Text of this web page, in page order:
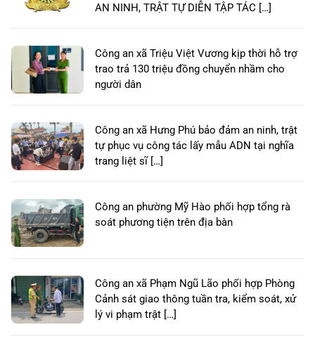
AN NINH, TRẬT TỰ DIỄN TẬP TÁC […]
Công an xã Triệu Việt Vương kịp thời hỗ trợ
trao trả 130 triệu đồng chuyển nhầm cho
người dân
Công an xã Hưng Phú bảo đảm an ninh, trật
tự phục vụ công tác lấy mẫu ADN tại nghĩa
trang liệt sĩ […]
Công an phường Mỹ Hào phối hợp tổng rà
soát phương tiện trên địa bàn
Công an xã Phạm Ngũ Lão phối hợp Phòng
Cảnh sát giao thông tuần tra, kiểm soát, xử
lý vi phạm trật […]